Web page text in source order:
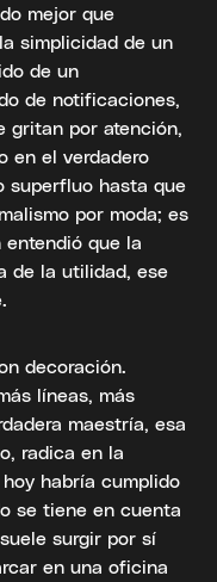
mejor que
simplicidad de un
de un
de notificaciones,
gritan por atención,
en el verdadero
superfluo hasta que
por moda; es
que la
de la utilidad, ese
decoración.
líneas, más
maestría, esa
radica en la
habría cumplido
se tiene en cuenta
surgir por sí
en una oficina